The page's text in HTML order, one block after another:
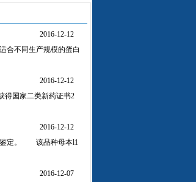
2016-12-12
合不同生产规模的蛋白
2016-12-12
得国家二类新药证书2
2016-12-12
鉴定。 该品种母本l1
2016-12-07